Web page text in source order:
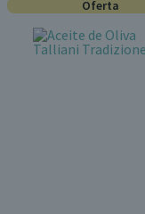
Oferta